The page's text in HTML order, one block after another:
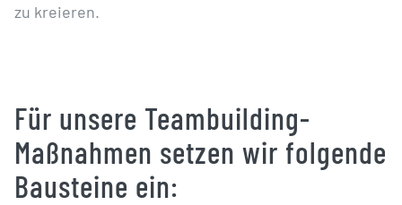
zu kreieren.
Für unsere Teambuilding-
Maßnahmen setzen wir folgende
Bausteine ein: